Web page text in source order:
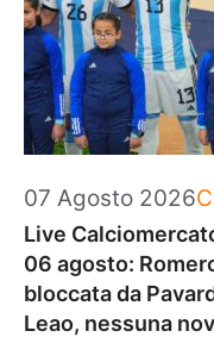
07 Agosto 2026
Live
06 agosto:
bloccata da
Leao, nessuna